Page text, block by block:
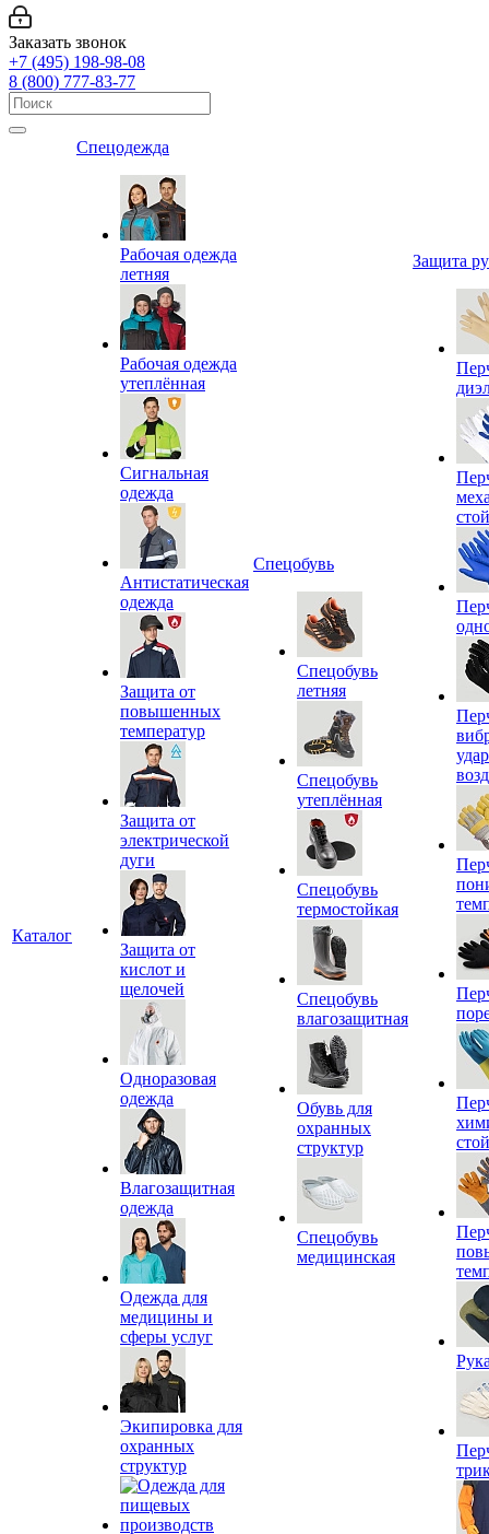
Заказать звонок
+7 (495) 198-98-08
8 (800) 777-83-77
Каталог
Спецодежда
Рабочая одежда
летняя
Рабочая одежда
утеплённая
Сигнальная
одежда
Антистатическая
одежда
Защита от
повышенных
температур
Защита от
электрической
дуги
Защита от
кислот и
щелочей
Одноразовая
одежда
Влагозащитная
одежда
Одежда для
медицины и
сферы услуг
Экипировка для
охранных
структур
Спецобувь
Спецобувь
летняя
Спецобувь
утеплённая
Спецобувь
термостойкая
Спецобувь
влагозащитная
Обувь для
охранных
структур
Спецобувь
медицинская
Защита